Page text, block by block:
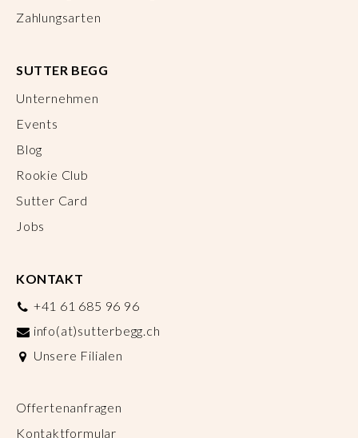
Zahlungsarten
SUTTER BEGG
Unternehmen
Events
Blog
Rookie Club
Sutter Card
Jobs
KONTAKT
+41 61 685 96 96
info(at)sutterbegg.ch
Unsere Filialen
Offertenanfragen
Kontaktformular